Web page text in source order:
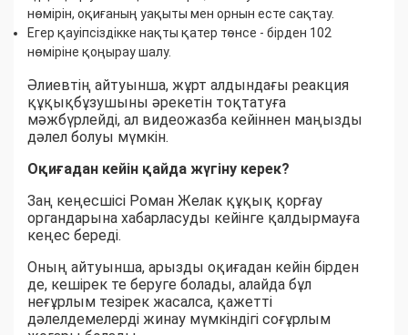
нөмірін, оқиғаның уақыты мен орнын есте сақтау.
Егер қауіпсіздікке нақты қатер төнсе - бірден 102
нөміріне қоңырау шалу.
Әлиевтің айтуынша, жұрт алдындағы реакция
құқықбұзушыны әрекетін тоқтатуға
мәжбүрлейді, ал видеожазба кейіннен маңызды
дәлел болуы мүмкін.
Оқиғадан кейін қайда жүгіну керек?
Заң кеңесшісі Роман Желак құқық қорғау
органдарына хабарласуды кейінге қалдырмауға
кеңес береді.
Оның айтуынша, арызды оқиғадан кейін бірден
де, кешірек те беруге болады, алайда бұл
неғұрлым тезірек жасалса, қажетті
дәлелдемелерді жинау мүмкіндігі соғұрлым